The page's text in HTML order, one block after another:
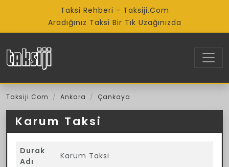
Taksi Rehberi - Taksiji.Com
Aradığınız Taksi Bir Tık Uzağınızda
Taksiji.Com Ankara Çankaya
Karum Taksi
Durak
Adı
Karum Taksi